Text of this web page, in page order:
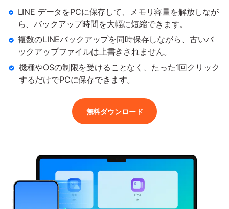
LINE データをPCに保存して、メモリ容量を解放しなが
ら、バックアップ時間を大幅に短縮できます。
複数のLINEバックアップを同時保存しながら、古いバ
ックアップファイルは上書きされません。
機種やOSの制限を受けることなく、たった1回クリック
するだけでPCに保存できます。
無料ダウンロード